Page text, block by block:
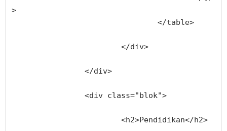
>
				</table>
			</div>
		<div class="blok">